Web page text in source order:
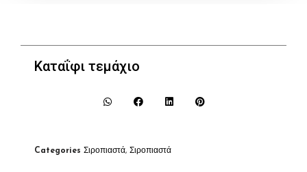
Καταΐφι τεμάχιο
Categories Σιροπιαστά, Σιροπιαστά